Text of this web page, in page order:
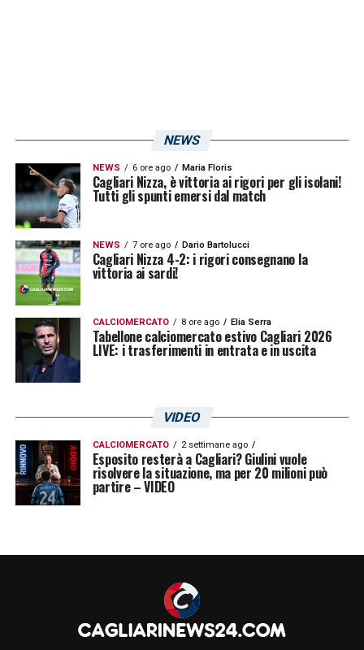
NEWS
NEWS 6 ore ago Maria Floris
Cagliari Nizza, è vittoria ai rigori per gli isolani!
Tutti gli spunti emersi dal match
NEWS 7 ore ago Dario Bartolucci
Cagliari Nizza 4-2: i rigori consegnano la
vittoria ai sardi!
CALCIOMERCATO 8 ore ago Elia Serra
Tabellone calciomercato estivo Cagliari 2026
LIVE: i trasferimenti in entrata e in uscita
VIDEO
CALCIOMERCATO 2 settimane ago
Esposito resterà a Cagliari? Giulini vuole
risolvere la situazione, ma per 20 milioni può
partire – VIDEO